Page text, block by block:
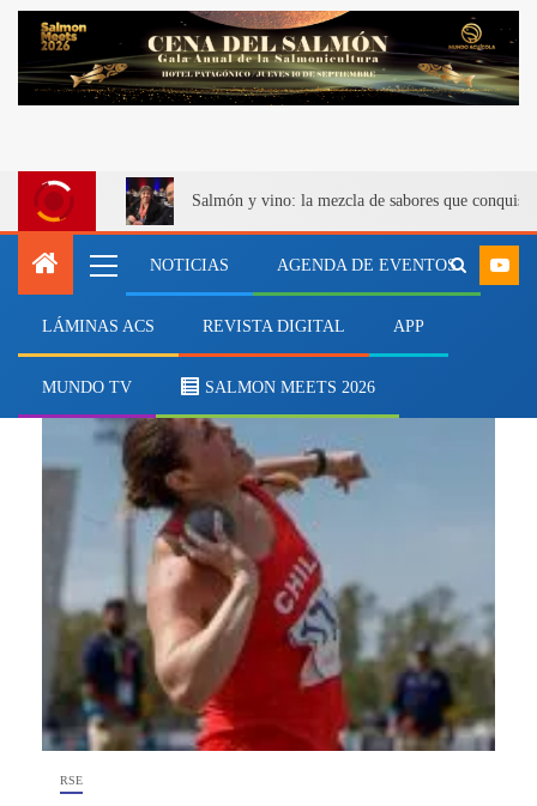
Salmón y vino: la mezcla de sabores que
NOTICIAS AGENDA DE EVENTOS
LÁMINAS ACS REVISTA DIGITAL APP
MUNDO TV SALMON MEETS 2026
disciplinas deportivas
RSE